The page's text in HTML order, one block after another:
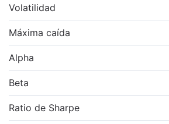
Volatilidad
Máxima caída
Alpha
Beta
Ratio de Sharpe